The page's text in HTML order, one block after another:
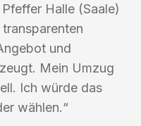
Halle (Saale)
und
Mein Umzug
Ich würde das
wählen.“